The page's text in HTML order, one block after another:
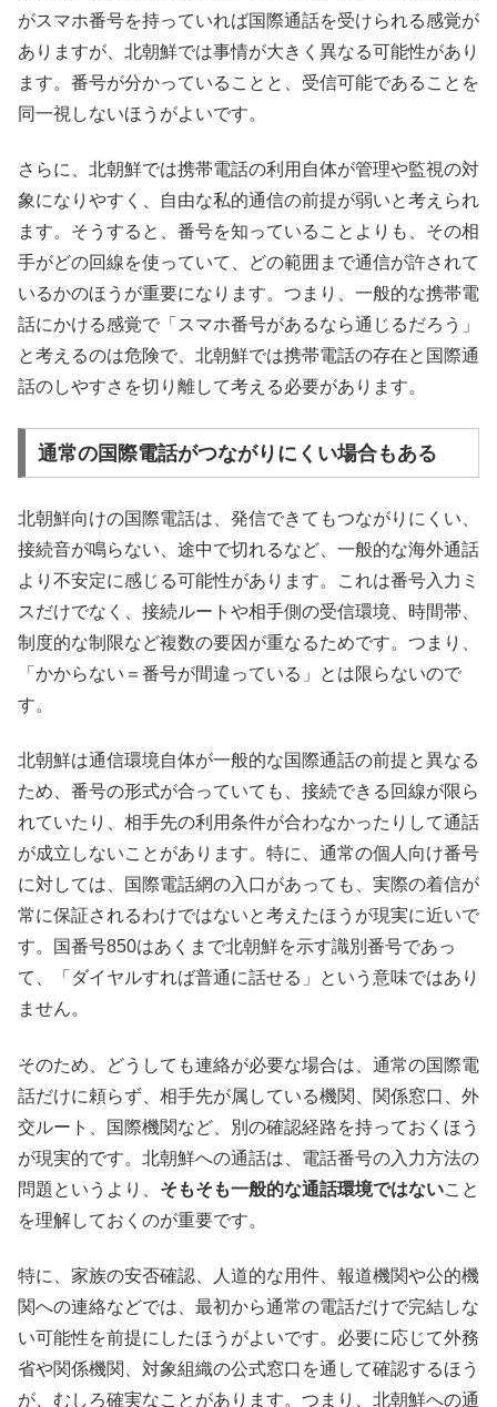
がスマホ番号を持っていれば国際通話を受けられる感覚が
ありますが、北朝鮮では事情が大きく異なる可能性があり
ます。番号が分かっていることと、受信可能であることを
同一視しないほうがよいです。
さらに、北朝鮮では携帯電話の利用自体が管理や監視の対
象になりやすく、自由な私的通信の前提が弱いと考えられ
ます。そうすると、番号を知っていることよりも、その相
手がどの回線を使っていて、どの範囲まで通信が許されて
いるかのほうが重要になります。つまり、一般的な携帯電
話にかける感覚で「スマホ番号があるなら通じるだろう」
と考えるのは危険で、北朝鮮では携帯電話の存在と国際通
話のしやすさを切り離して考える必要があります。
通常の国際電話がつながりにくい場合もある
北朝鮮向けの国際電話は、発信できてもつながりにくい、
接続音が鳴らない、途中で切れるなど、一般的な海外通話
より不安定に感じる可能性があります。これは番号入力ミ
スだけでなく、接続ルートや相手側の受信環境、時間帯、
制度的な制限など複数の要因が重なるためです。つまり、
「かからない＝番号が間違っている」とは限らないので
す。
北朝鮮は通信環境自体が一般的な国際通話の前提と異なる
ため、番号の形式が合っていても、接続できる回線が限ら
れていたり、相手先の利用条件が合わなかったりして通話
が成立しないことがあります。特に、通常の個人向け番号
に対しては、国際電話網の入口があっても、実際の着信が
常に保証されるわけではないと考えたほうが現実に近いで
す。国番号850はあくまで北朝鮮を示す識別番号であっ
て、「ダイヤルすれば普通に話せる」という意味ではあり
ません。
そのため、どうしても連絡が必要な場合は、通常の国際電
話だけに頼らず、相手先が属している機関、関係窓口、外
交ルート、国際機関など、別の確認経路を持っておくほう
が現実的です。北朝鮮への通話は、電話番号の入力方法の
問題というより、 そもそも一般的な通話環境ではないこと
を理解しておくのが重要です。
特に、家族の安否確認、人道的な用件、報道機関や公的機
関への連絡などでは、最初から通常の電話だけで完結しな
い可能性を前提にしたほうがよいです。必要に応じて外務
省や関係機関、対象組織の公式窓口を通して確認するほう
が、むしろ確実なことがあります。つまり、北朝鮮への通